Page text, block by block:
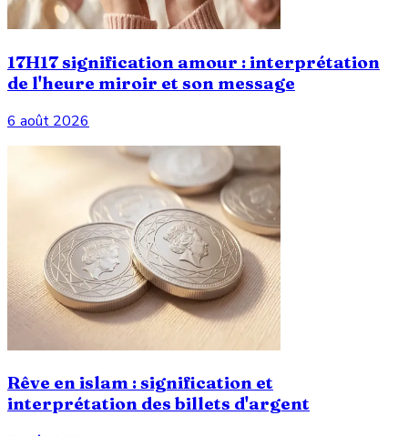
17H17 signification amour : interprétation
de l'heure miroir et son message
6 août 2026
Rêve en islam : signification et
interprétation des billets d'argent